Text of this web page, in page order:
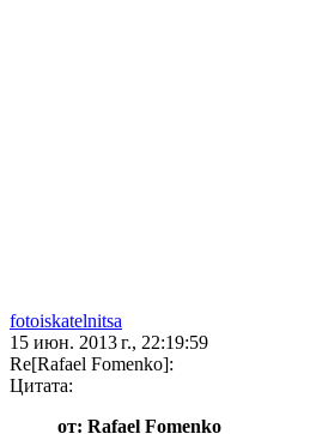
fotoiskatelnitsa
15 июн. 2013 г., 22:19:59
Re[Rafael Fomenko]:
Цитата:
от: Rafael Fomenko